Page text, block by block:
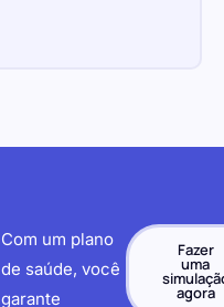
Com um plano
de saúde, você
garante
Fazer
uma
agora